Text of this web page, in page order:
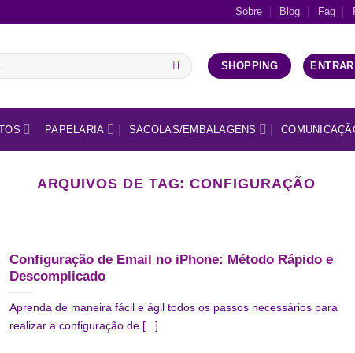
Sobre Blog Faq
SHOPPING
PAPELARIA SACOLAS/EMBALAGENS
ARQUIVOS DE TAG:CONFIGURAÇÃO
Configuração de Email no iPhone: Método Rápido e
Descomplicado
Aprenda de maneira fácil e ágil todos os passos necessários para
realizar a configuração de [...]